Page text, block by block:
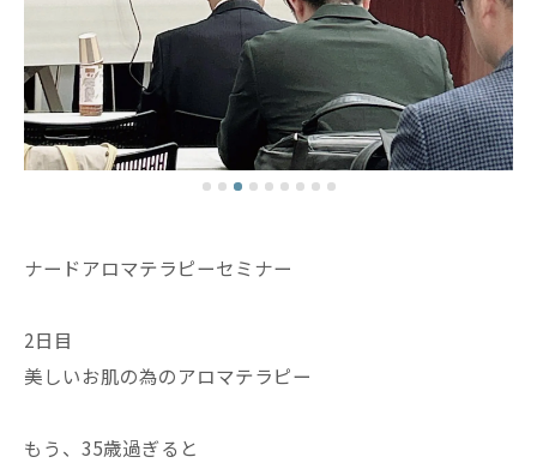
ナードアロマテラピーセミナー
2日目
美しいお肌の為のアロマテラピー
もう、35歳過ぎると